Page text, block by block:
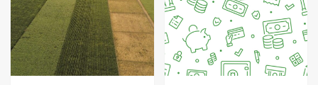
Los precios de los combustibles en
La Pampa, desde YPF hasta Axion
entre 857 a 1338 pesos